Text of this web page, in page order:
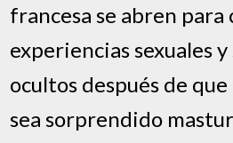
francesa se abren para
experiencias sexuales y
ocultos después de
sea sorprendido